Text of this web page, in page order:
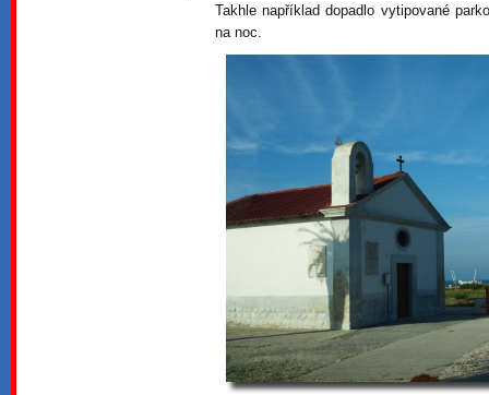
Takhle například dopadlo vytipované
na noc.